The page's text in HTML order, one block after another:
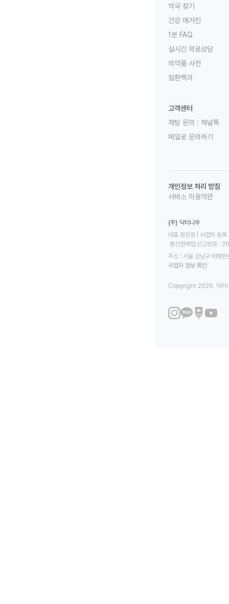
약국 찾기
건강 매거진
1분 FAQ
실시간 의료상담
의약품 사전
질환백과
고객센터
채팅 문의 : 채널톡
메일로 문의하기
개인정보 처리 방침
서비스 이용약관
(주) 닥터나우
대표 정진웅 | 사업자
통신판매업 신고번호
주소 : 서울 강남구 테헤
사업자 정보 확인
Copyright 2026. 닥터